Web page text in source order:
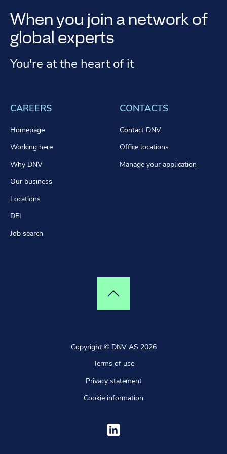
When you join a network of
global experts
You're at the heart of it
CAREERS
Homepage
Working here
Why DNV
Our business
Locations
DEI
Job search
CONTACTS
Contact DNV
Office locations
Manage your application
Top of page
Copyright © DNV AS 2026
Terms of use
Privacy statement
Cookie information